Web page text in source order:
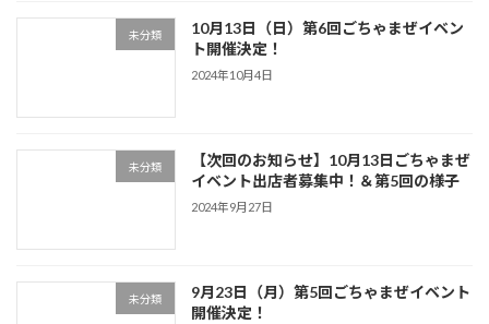
未分類
10月13日（日）第6回ごちゃまぜイベン
ト開催決定！
2024年10月4日
未分類
【次回のお知らせ】10月13日ごちゃまぜ
イベント出店者募集中！＆第5回の様子
2024年9月27日
未分類
9月23日（月）第5回ごちゃまぜイベント
開催決定！